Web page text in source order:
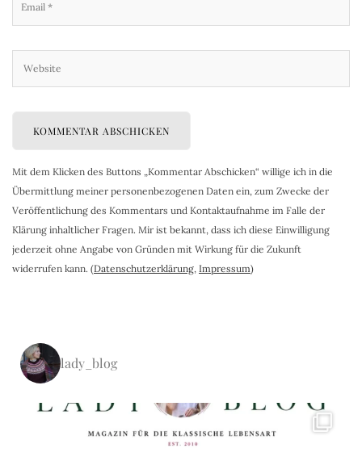
Mit dem Klicken des Buttons „Kommentar Abschicken“ willige ich in die
Übermittlung meiner personenbezogenen Daten ein, zum Zwecke der
Veröffentlichung des Kommentars und Kontaktaufnahme im Falle der
Klärung inhaltlicher Fragen. Mir ist bekannt, dass ich diese Einwilligung
jederzeit ohne Angabe von Gründen mit Wirkung für die Zukunft
widerrufen kann. (Datenschutzerklärung, Impressum)
lady_blog